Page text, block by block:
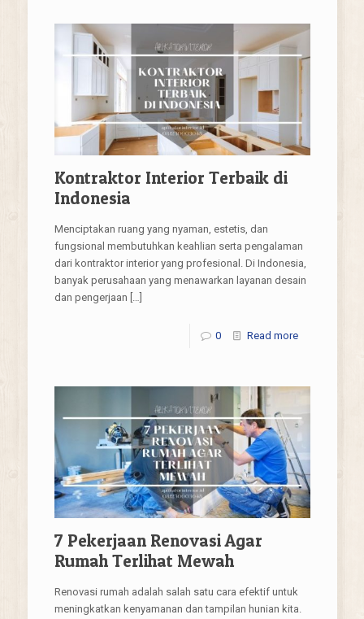
Kontraktor Interior Terbaik di
Indonesia
Menciptakan ruang yang nyaman, estetis, dan
fungsional membutuhkan keahlian serta pengalaman
dari kontraktor interior yang profesional. Di Indonesia,
banyak perusahaan yang menawarkan layanan desain
dan pengerjaan […]
0 Read more
7 Pekerjaan Renovasi Agar
Rumah Terlihat Mewah
Renovasi rumah adalah salah satu cara efektif untuk
meningkatkan kenyamanan dan tampilan hunian kita.